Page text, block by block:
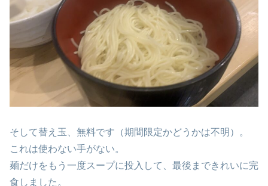
そして替え玉、無料です（期間限定かどうかは不明）。
これは使わない手がない。
麺だけをもう一度スープに投入して、最後まできれいに完
食しました。